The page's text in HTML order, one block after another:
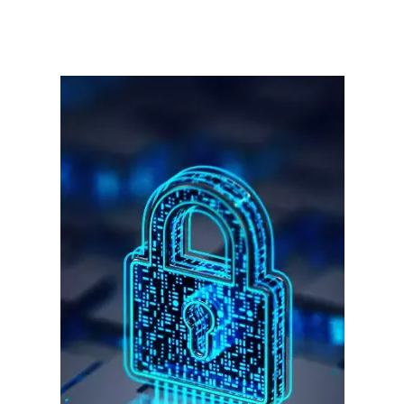
हर खाते के बदले मिलते थे 20 से 25 हजार